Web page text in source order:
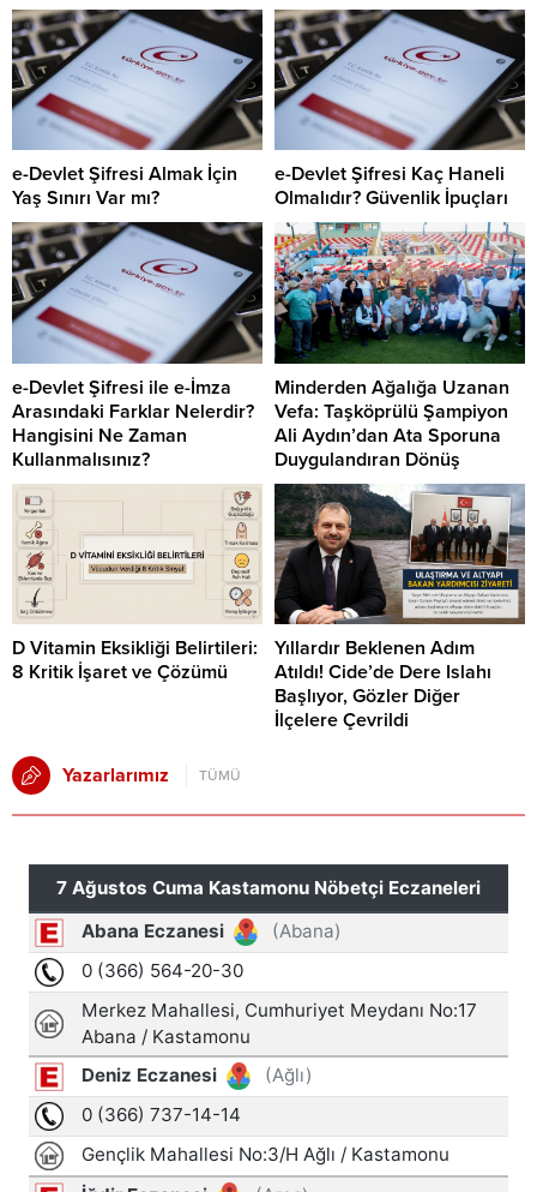
e-Devlet Şifresi Almak İçin
Yaş Sınırı Var mı?
e-Devlet Şifresi Kaç Haneli
Olmalıdır? Güvenlik İpuçları
e-Devlet Şifresi ile e-İmza
Arasındaki Farklar Nelerdir?
Hangisini Ne Zaman
Kullanmalısınız?
Minderden Ağalığa Uzanan
Vefa: Taşköprülü Şampiyon
Ali Aydın’dan Ata Sporuna
Duygulandıran Dönüş
D Vitamin Eksikliği Belirtileri:
8 Kritik İşaret ve Çözümü
Yıllardır Beklenen Adım
Atıldı! Cide’de Dere Islahı
Başlıyor, Gözler Diğer
İlçelere Çevrildi
Yazarlarımız TÜMÜ